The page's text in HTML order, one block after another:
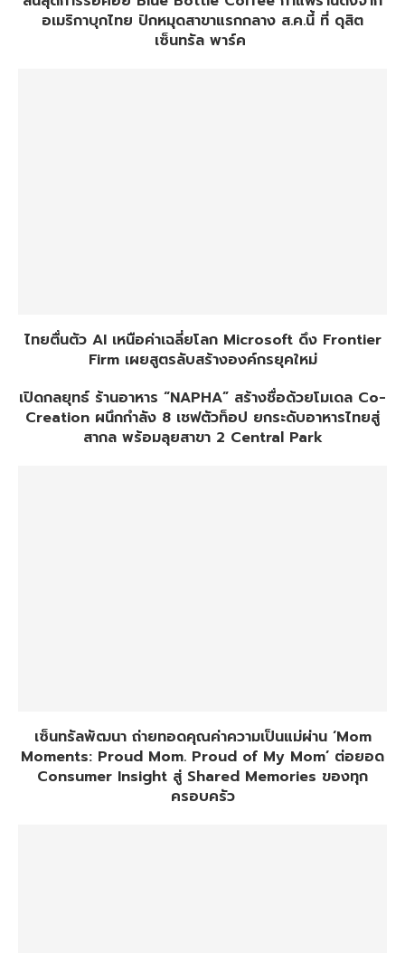
อเมริกาบุกไทย ปักหมุดสาขาแรกกลาง ส.ค.นี้ ที่ ดุสิต
เซ็นทรัล พาร์ค
ไทยตื่นตัว AI เหนือค่าเฉลี่ยโลก Microsoft ดึง Frontier
Firm เผยสูตรลับสร้างองค์กรยุคใหม่
เปิดกลยุทธ์ ร้านอาหาร “NAPHA” สร้างชื่อด้วยโมเดล Co-
Creation ผนึกกำลัง 8 เชฟตัวท็อป ยกระดับอาหารไทยสู่
สากล พร้อมลุยสาขา 2 Central Park
เซ็นทรัลพัฒนา ถ่ายทอดคุณค่าความเป็นแม่ผ่าน ‘Mom
Moments: Proud Mom. Proud of My Mom’ ต่อยอด
Consumer Insight สู่ Shared Memories ของทุก
ครอบครัว